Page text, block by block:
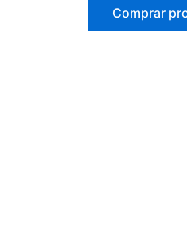
era:
R$
Comprar